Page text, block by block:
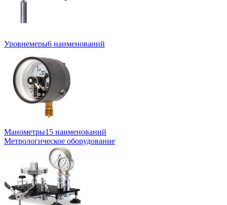
Уровнемеры6 наименований
Манометры15 наименований
Метрологическое оборудование